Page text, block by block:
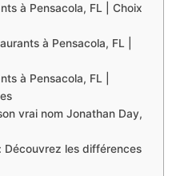
à Pensacola, FL | Choix
à Pensacola, FL |
à Pensacola, FL |
vrai nom Jonathan Day,
Découvrez les différences